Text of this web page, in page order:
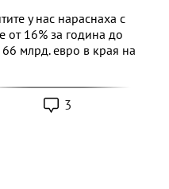
у нас нараснаха с
от 16% за година до
млрд. евро в края на
3